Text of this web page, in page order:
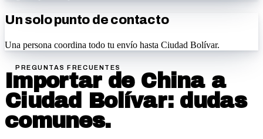
Un solo punto de contacto
Una persona coordina todo tu envío hasta Ciudad Bolívar.
PREGUNTAS FRECUENTES
Importar de China a
Ciudad Bolívar: dudas
comunes.